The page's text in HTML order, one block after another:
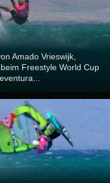
Amado Vrieswijk,
Freestyle World Cup